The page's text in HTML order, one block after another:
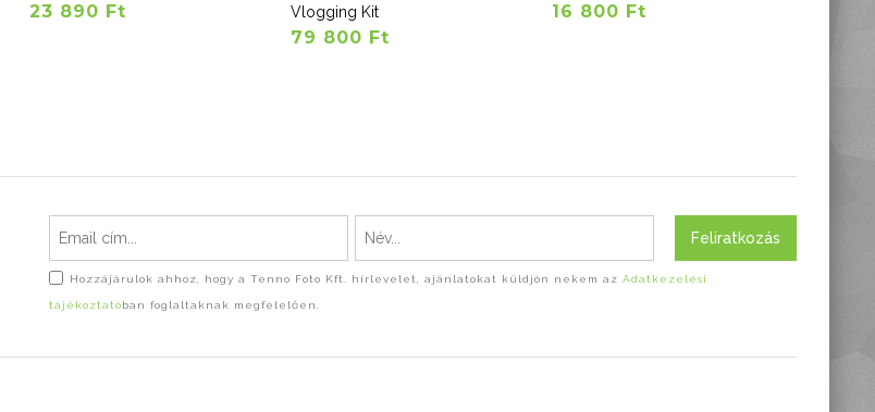
23 890 Ft
Vlogging Kit
79 800 Ft
16 800 Ft
Feliratkozás
Hozzájárulok ahhoz, hogy a Tenno Foto Kft. hírlevelet, ajánlatokat küldjön nekem azAdatkezelési
tájékoztatóban foglaltaknak megfelelően.